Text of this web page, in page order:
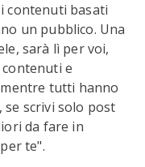
contenuti basati
un pubblico. Una
sarà lì per voi,
e
tutti hanno
se scrivi solo post
da fare in
te".